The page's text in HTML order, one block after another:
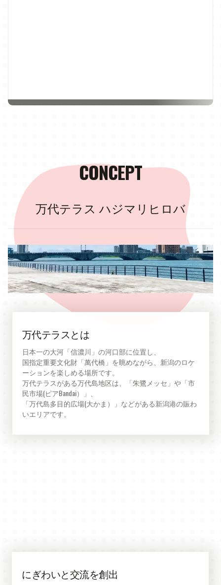
CONCEPT
万代テラス ハジマリヒロバ
万代テラスとは
日本一の大河「信濃川」の河口部に位置し、
国指定重要文化財「萬代橋」を眺めながら、新潟のロケ
ーションを楽しめる場所です。
万代テラスがある万代島地区は、「朱鷺メッセ」や「市
民市場(ピアBandai）」、
「万代島多目的広場(大かま）」などがある新潟港の賑わ
いエリアです。
にぎわいと交流を創出